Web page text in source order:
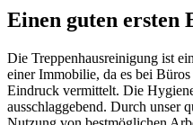
Einen guten ersten
Die Treppenhausreinigung ist
einer Immobilie, da es bei
Eindruck vermittelt. Die
ausschlaggebend. Durch unser